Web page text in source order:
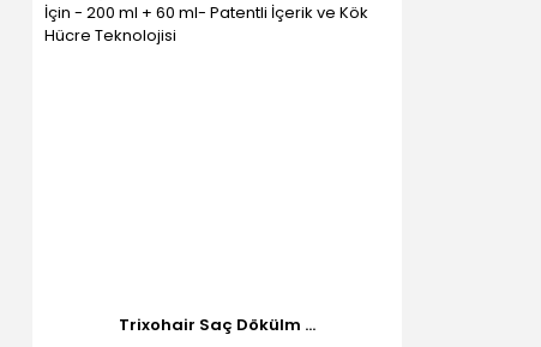
Trixohair Saç Dökülm ...